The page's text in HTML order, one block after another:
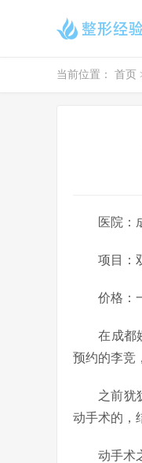
当前位置： 首页
医院：成
项目：双
价格：
在成都娇
预约的李竞
之前犹犹
动手术的，
动手术之